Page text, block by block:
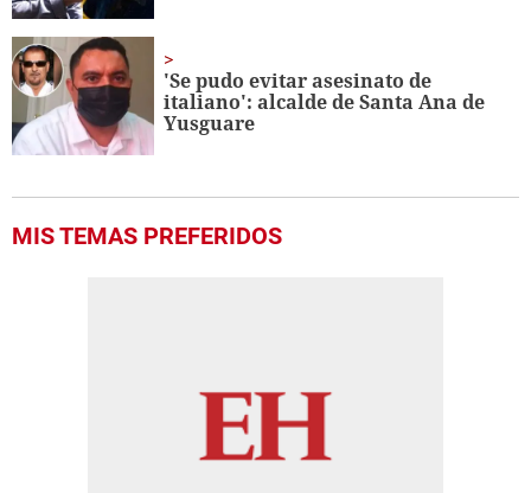
'Se pudo evitar asesinato de
italiano': alcalde de Santa Ana de
Yusguare
MIS TEMAS PREFERIDOS